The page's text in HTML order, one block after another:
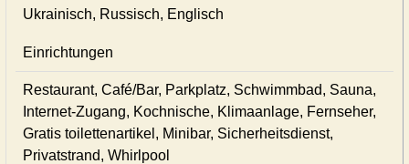
Ukrainisch, Russisch, Englisch
Einrichtungen
Restaurant, Café/Bar, Parkplatz, Schwimmbad, Sauna,
Internet-Zugang, Kochnische, Klimaanlage, Fernseher,
Gratis toilettenartikel, Minibar, Sicherheitsdienst,
Privatstrand, Whirlpool